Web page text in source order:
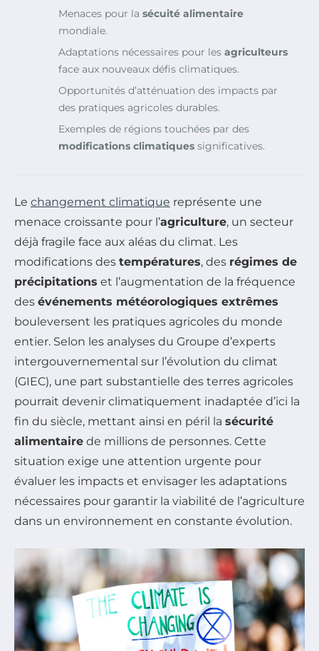
Menaces pour la sécuité alimentaire
mondiale.
Adaptations nécessaires pour les agriculteurs
face aux nouveaux défis climatiques.
Opportunités d’atténuation des impacts par
des pratiques agricoles durables.
Exemples de régions touchées par des
modifications climatiques significatives.
Le changement climatique représente une
menace croissante pour l’agriculture, un secteur
déjà fragile face aux aléas du climat. Les
modifications des températures, des régimes de
précipitations et l’augmentation de la fréquence
des événements météorologiques extrêmes
bouleversent les pratiques agricoles du monde
entier. Selon les analyses du Groupe d’experts
intergouvernemental sur l’évolution du climat
(GIEC), une part substantielle des terres agricoles
pourrait devenir climatiquement inadaptée d’ici la
fin du siècle, mettant ainsi en péril la sécurité
alimentaire de millions de personnes. Cette
situation exige une attention urgente pour
évaluer les impacts et envisager les adaptations
nécessaires pour garantir la viabilité de l’agriculture
dans un environnement en constante évolution.